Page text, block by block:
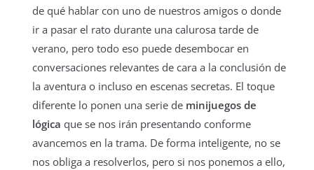
de qué hablar con uno de nuestros amigos o donde
ir a pasar el rato durante una calurosa tarde de
verano, pero todo eso puede desembocar en
conversaciones relevantes de cara a la conclusión de
la aventura o incluso en escenas secretas. El toque
diferente lo ponen una serie de minijuegos de
lógica que se nos irán presentando conforme
avancemos en la trama. De forma inteligente, no se
nos obliga a resolverlos, pero si nos ponemos a ello,